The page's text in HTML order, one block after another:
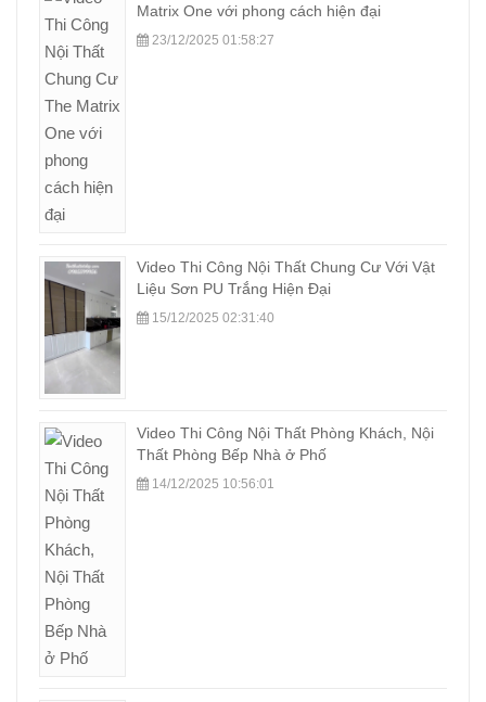
Matrix One với phong cách hiện đại
23/12/2025 01:58:27
Video Thi Công Nội Thất Chung Cư Với Vật
Liệu Sơn PU Trắng Hiện Đại
15/12/2025 02:31:40
Video Thi Công Nội Thất Phòng Khách, Nội
Thất Phòng Bếp Nhà ở Phố
14/12/2025 10:56:01